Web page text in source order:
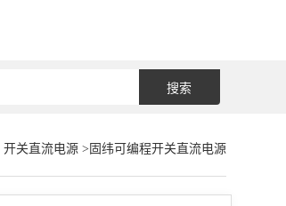
开关直流电源 >固纬可编程开关直流电源